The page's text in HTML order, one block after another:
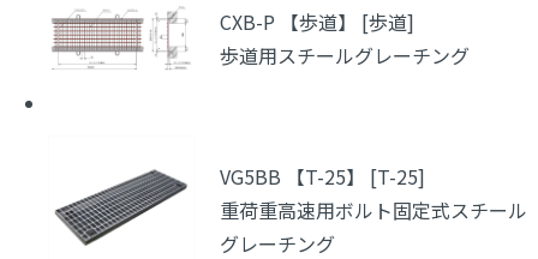
CXB-P 【歩道】 [歩道]
歩道用スチールグレーチング
VG5BB 【T-25】 [T-25]
重荷重高速用ボルト固定式スチール
グレーチング